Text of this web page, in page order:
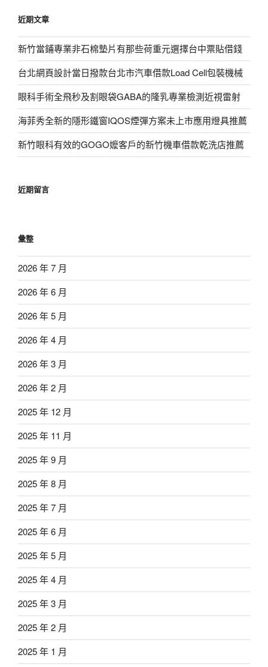
字:
近期文章
新竹當鋪專業非石棉墊片有那些荷重元選擇台中票貼借錢
台北網頁設計當日撥款台北市汽車借款Load Cell包裝機械
眼科手術全飛秒及割眼袋GABA的隆乳專業檢測近視雷射
海菲秀全新的隱形鐵窗IQOS煙彈方案未上市應用燈具推薦
新竹眼科有效的GOGO嬤客戶的新竹機車借款乾洗店推薦
近期留言
彙整
2026 年 7 月
2026 年 6 月
2026 年 5 月
2026 年 4 月
2026 年 3 月
2026 年 2 月
2025 年 12 月
2025 年 11 月
2025 年 9 月
2025 年 8 月
2025 年 7 月
2025 年 6 月
2025 年 5 月
2025 年 4 月
2025 年 3 月
2025 年 2 月
2025 年 1 月